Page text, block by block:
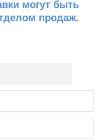
могут быть
продаж.